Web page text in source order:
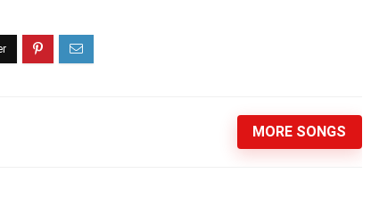
MORE SONGS